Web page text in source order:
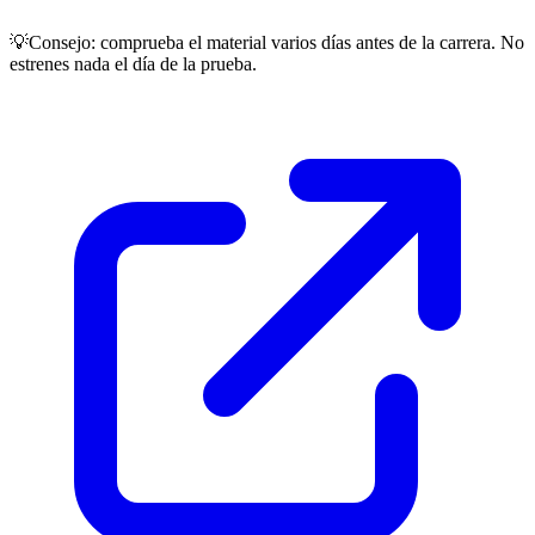
💡Consejo: comprueba el material varios días antes de la carrera. No
estrenes nada el día de la prueba.